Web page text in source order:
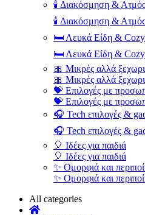
🕯️ Διακόσμηση &
🕯️ Διακόσμηση &
🛏️ Λευκά Είδη & Cozy
🛏️ Λευκά Είδη & Cozy
🎀 Μικρές αλλά
🎀 Μικρές αλλά
💝 Επιλογές με
💝 Επιλογές με
🎧 Tech επιλογές &
🎧 Tech επιλογές &
🎈 Ιδέες για παιδιά
🎈 Ιδέες για παιδιά
✨ Ομορφιά και
✨ Ομορφιά και
All categories